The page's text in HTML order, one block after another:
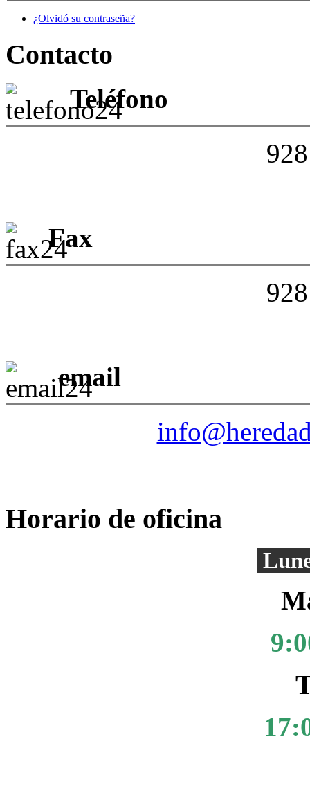
¿Olvidó su contraseña?
Contacto
Teléfono
Fax
email
Horario de oficina